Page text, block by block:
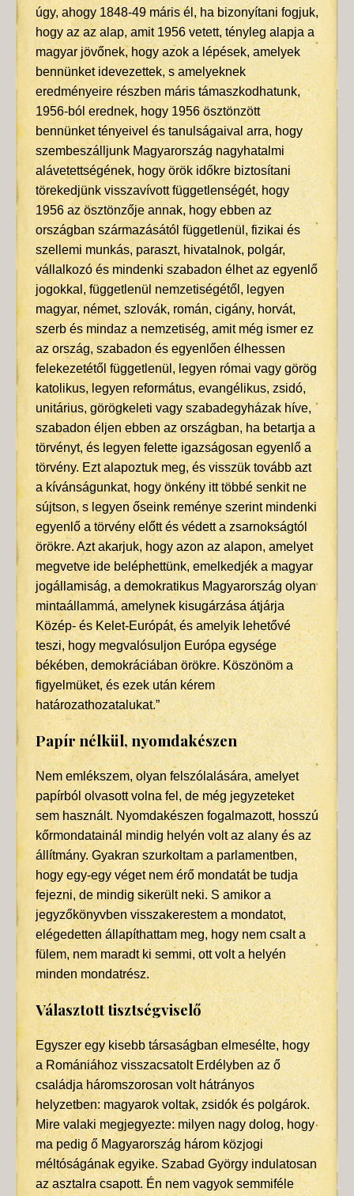
úgy, ahogy 1848-49 máris él, ha bizonyítani fogjuk,
hogy az az alap, amit 1956 vetett, tényleg alapja a
magyar jövőnek, hogy azok a lépések, amelyek
bennünket idevezettek, s amelyeknek
eredményeire részben máris támaszkodhatunk,
1956-ból erednek, hogy 1956 ösztönzött
bennünket tényeivel és tanulságaival arra, hogy
szembeszálljunk Magyarország nagyhatalmi
alávetettségének, hogy örök időkre biztosítani
törekedjünk visszavívott függetlenségét, hogy
1956 az ösztönzője annak, hogy ebben az
országban származásától függetlenül, fizikai és
szellemi munkás, paraszt, hivatalnok, polgár,
vállalkozó és mindenki szabadon élhet az egyenlő
jogokkal, függetlenül nemzetiségétől, legyen
magyar, német, szlovák, román, cigány, horvát,
szerb és mindaz a nemzetiség, amit még ismer ez
az ország, szabadon és egyenlően élhessen
felekezetétől függetlenül, legyen római vagy görög
katolikus, legyen református, evangélikus, zsidó,
unitárius, görögkeleti vagy szabadegyházak híve,
szabadon éljen ebben az országban, ha betartja a
törvényt, és legyen felette igazságosan egyenlő a
törvény. Ezt alapoztuk meg, és visszük tovább azt
a kívánságunkat, hogy önkény itt többé senkit ne
sújtson, s legyen őseink reménye szerint mindenki
egyenlő a törvény előtt és védett a zsarnokságtól
örökre. Azt akarjuk, hogy azon az alapon, amelyet
megvetve ide beléphettünk, emelkedjék a magyar
jogállamiság, a demokratikus Magyarország olyan
mintaállammá, amelynek kisugárzása átjárja
Közép- és Kelet-Európát, és amelyik lehetővé
teszi, hogy megvalósuljon Európa egysége
békében, demokráciában örökre. Köszönöm a
figyelmüket, és ezek után kérem
határozathozatalukat.”
Papír nélkül, nyomdakészen
Nem emlékszem, olyan felszólalására, amelyet
papírból olvasott volna fel, de még jegyzeteket
sem használt. Nyomdakészen fogalmazott, hosszú
kőrmondatainál mindig helyén volt az alany és az
állítmány. Gyakran szurkoltam a parlamentben,
hogy egy-egy véget nem érő mondatát be tudja
fejezni, de mindig sikerült neki. S amikor a
jegyzőkönyvben visszakerestem a mondatot,
elégedetten állapíthattam meg, hogy nem csalt a
fülem, nem maradt ki semmi, ott volt a helyén
minden mondatrész.
Választott tisztségviselő
Egyszer egy kisebb társaságban elmesélte, hogy
a Romániához visszacsatolt Erdélyben az ő
családja háromszorosan volt hátrányos
helyzetben: magyarok voltak, zsidók és polgárok.
Mire valaki megjegyezte: milyen nagy dolog, hogy
ma pedig ő Magyarország három közjogi
méltóságának egyike. Szabad György indulatosan
az asztalra csapott. Én nem vagyok semmiféle